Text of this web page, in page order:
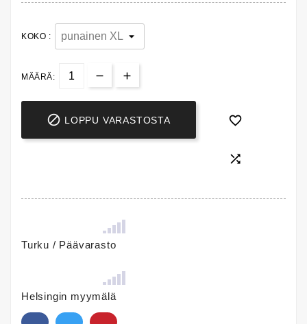
KOKO :
MÄÄRÄ:
 LOPPU VARASTOSTA 

Turku / Päävarasto
Helsingin myymälä